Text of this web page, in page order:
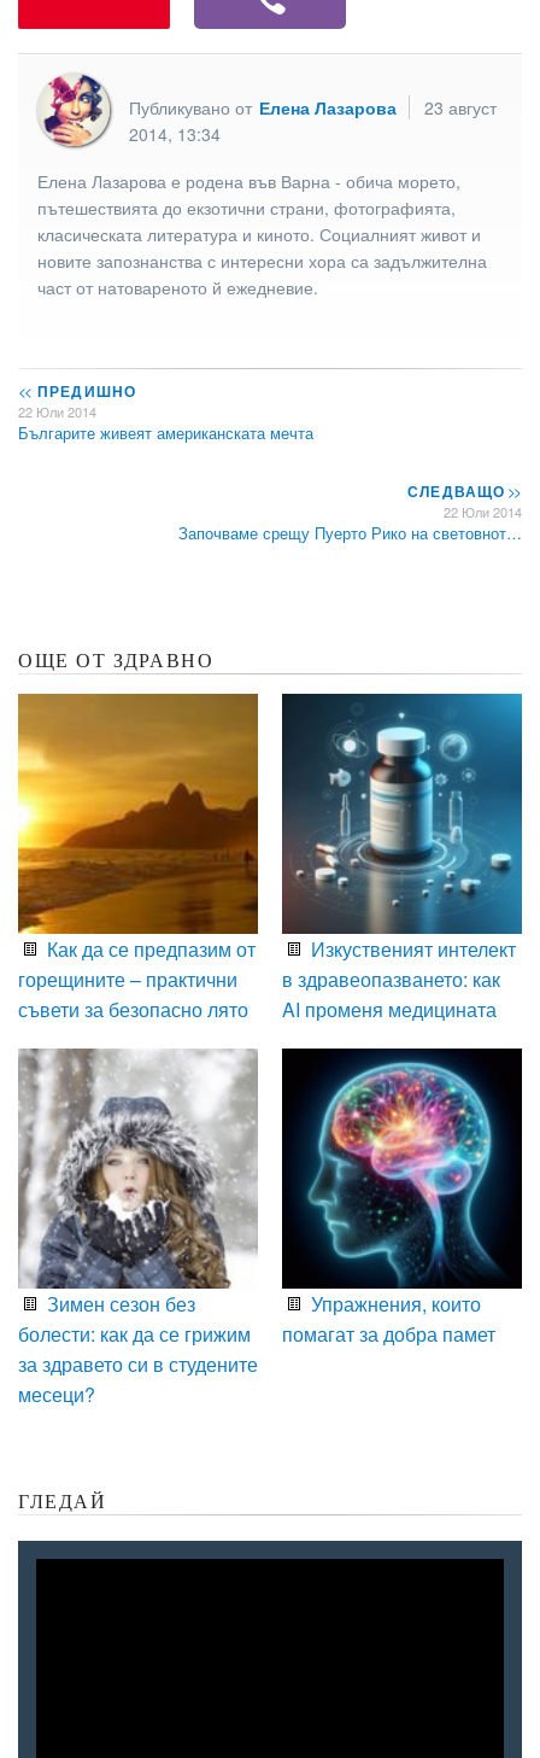
Публикувано от Елена Лазарова
23 август
2014, 13:34
Елена Лазарова е родена във Варна - обича морето,
пътешествията до екзотични страни, фотографията,
класическата литература и киното. Социалният живот и
новите запознанства с интересни хора са задължителна
част от натовареното й ежедневие.
<< ПРЕДИШНО
22 Юли 2014
Българите живеят американската мечта
СЛЕДВАЩО>>
22 Юли 2014
Започваме срещу Пуерто Рико на световнот…
ОЩЕ ОТ ЗДРАВНО
Как да се предпазим от
горещините – практични
съвети за безопасно лято
Изкуственият интелект
в здравеопазването: как
AI променя медицината
Зимен сезон без
болести: как да се грижим
за здравето си в студените
месеци?
Упражнения, които
помагат за добра памет
ГЛЕДАЙ